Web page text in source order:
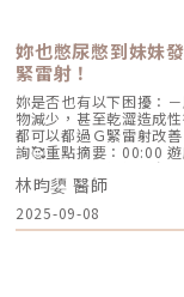
的苗勒式肌與結膜，然
乎無疤痕、傷口細小、
下垂的情況。• 外開式
以提升眼瞼高度，達到
行，主要是能將手術切
還能改善贅皮和脂肪，
比一比 手術名稱 逢式提眼肌 內開式提眼肌 外開式提眼肌 適合族群 輕度提
眼肌無力 縫雙眼皮需求者 輕、中度提眼肌無力 無雙眼皮手術需求者 中、重
度提眼肌無力 割雙眼皮需求 或修皮除脂 優點 手術時間 恢復期短 幾乎無疤
恢復期短 調整眼型 重修雙眼皮 缺點 脂肪過厚或贅皮太多 將無法執行 脂肪
過厚或贅皮太多將無法執行 需拆線 恢復期長 恢復期 一週內 一週內 7
天 手術時間 0.5至1.5小時 15至2小時 1.5至2小時 費用 5至6萬 5至6萬 6
至8萬 提眼瞼肌手術真實案例分享以下真實呈現提眼瞼肌手術案例，提供讀
者參考。如果你也想分
妳也憋尿憋到妹妹
緊雷射！
妳是否也有以下困擾：
物減少，甚至乾澀造成
都可以都過Ｇ緊雷射改
詢🥰重點摘要：00:00
的特色01:07 熊熊分享
📱✉️看完後有興趣的，
https://lin.ee/
粉專｜https://
https://
林昀嬃 醫師
2025-09-08